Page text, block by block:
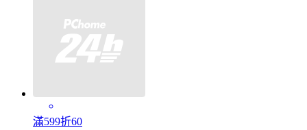
滿599折60